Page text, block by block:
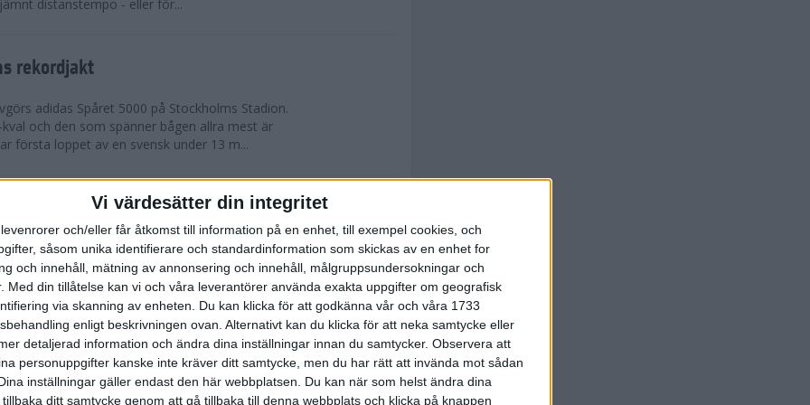
Vi värdesätter din integritet
och/eller får åtkomst till information på en enhet, till exempel cookies, och
såsom unika identifierare och standardinformation som skickas av en enhet for
och innehåll, mätning av annonsering och innehåll, målgruppsundersokningar och
Med din tillåtelse kan vi och våra leverantörer använda exakta uppgifter om geografisk
via skanning av enheten. Du kan klicka för att godkänna vår och våra 1733
enligt beskrivningen ovan. Alternativt kan du klicka för att neka samtycke eller
detaljerad information och ändra dina inställningar innan du samtycker. Observera att
personuppgifter kanske inte kräver ditt samtycke, men du har rätt att invända mot sådan
inställningar gäller endast den här webbplatsen. Du kan när som helst ändra dina
ditt samtycke genom att gå tillbaka till denna webbplats och klicka på knappen
distanstempo - eller för...
rekordjakt
adidas Spåret 5000 på Stockholms Stadion.
och den som spänner bågen allra mest är
första loppet av en svensk under 13 m...
veteran-VM i friidrott
VM i Friidrott i Göteborg och nu kan du vara
historiskt. Ta chansen att representera
den 13-25 augusti. Tävlingen är ...
med korta intervaller
intervaller när värmen äntligen är här – finns det